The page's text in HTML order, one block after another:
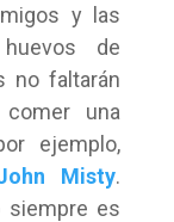
y las
de
no faltarán
una
ejemplo,
Misty.
siempre es